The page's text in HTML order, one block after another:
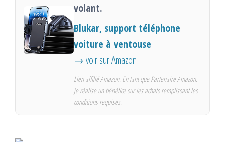
volant.
Blukar, support téléphone
voiture à ventouse
→ voir sur Amazon
Lien affilié Amazon. En tant que Partenaire Amazon,
je réalise un bénéfice sur les achats remplissant les
conditions requises.